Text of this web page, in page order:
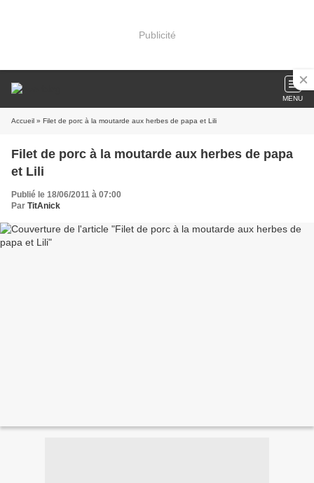
Publicité
MENU
Accueil » Filet de porc à la moutarde aux herbes de papa et Lili
Filet de porc à la moutarde aux herbes de papa
et Lili
Publié le 18/06/2011 à 07:00
Par TitAnick